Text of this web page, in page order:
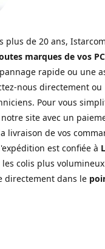
plus de 20 ans,
marques de vos
rapide ou une
nous directement ou
Pour vous
site avec un
livraison de vos
est confiée à
colis plus
directement dans le